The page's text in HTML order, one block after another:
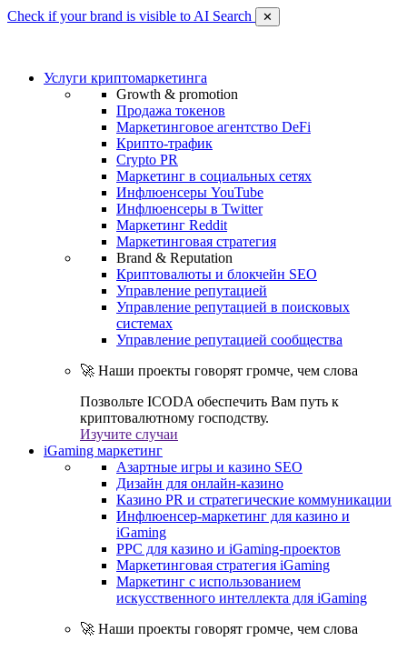
Check if your brand is visible to AI Search ✕
Услуги криптомаркетинга
Growth & promotion
Продажа токенов
Маркетинговое агентство DeFi
Крипто-трафик
Crypto PR
Маркетинг в социальных сетях
Инфлюенсеры YouTube
Инфлюенсеры в Twitter
Маркетинг Reddit
Маркетинговая стратегия
Brand & Reputation
Криптовалюты и блокчейн SEO
Управление репутацией
Управление репутацией в поисковых
системах
Управление репутацией сообщества
🚀 Наши проекты говорят громче, чем слова
Позвольте ICODA обеспечить Вам путь к
криптовалютному господству.
Изучите случаи
iGaming маркетинг
Азартные игры и казино SEO
Дизайн для онлайн-казино
Казино PR и стратегические коммуникации
Инфлюенсер-маркетинг для казино и
iGaming
PPC для казино и iGaming-проектов
Маркетинговая стратегия iGaming
Маркетинг с использованием
искусственного интеллекта для iGaming
🚀 Наши проекты говорят громче, чем слова